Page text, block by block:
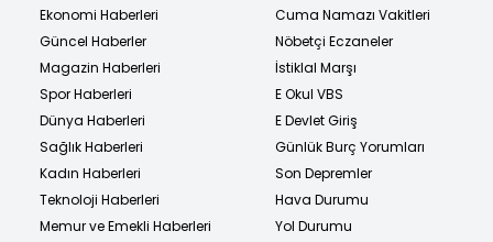
Ekonomi Haberleri
Güncel Haberler
Magazin Haberleri
Spor Haberleri
Dünya Haberleri
Sağlık Haberleri
Kadın Haberleri
Teknoloji Haberleri
Memur ve Emekli Haberleri
Cuma Namazı Vakitleri
Nöbetçi Eczaneler
İstiklal Marşı
E Okul VBS
E Devlet Giriş
Günlük Burç Yorumları
Son Depremler
Hava Durumu
Yol Durumu